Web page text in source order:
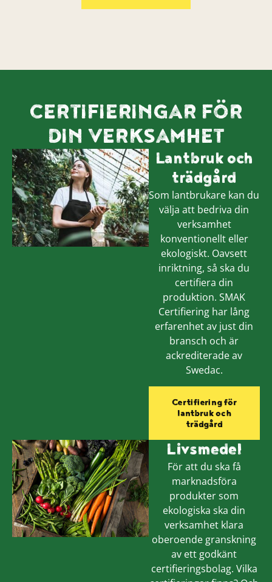
CERTIFIERINGAR FÖR
DIN VERKSAMHET
Lantbruk och
trädgård
Som lantbrukare kan du
välja att bedriva din
verksamhet
konventionellt eller
ekologiskt. Oavsett
inriktning, så ska du
certifiera din
produktion. SMAK
Certifiering har lång
erfarenhet av just din
bransch och är
ackrediterade av
Swedac.
Certifiering för
lantbruk och
trädgård
Livsmedel
För att du ska få
marknadsföra
produkter som
ekologiska ska din
verksamhet klara
oberoende granskning
av ett godkänt
certifieringsbolag. Vilka